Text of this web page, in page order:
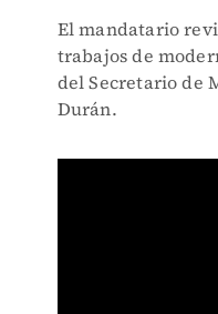
El mandatario
trabajos de
del Secretario de
Durán.